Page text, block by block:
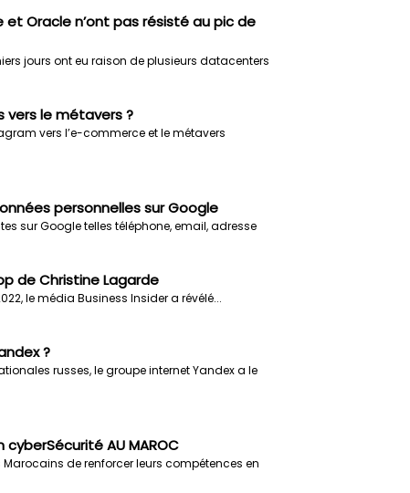
Oracle n’ont pas résisté au pic de
jours ont eu raison de plusieurs datacenters
vers le métavers ?
vers l’e-commerce et le métavers
personnelles sur Google
sur Google telles téléphone, email, adresse
de Christine Lagarde
le média Business Insider a révélé...
?
russes, le groupe internet Yandex a le
cyberSécurité AU MAROC
de renforcer leurs compétences en